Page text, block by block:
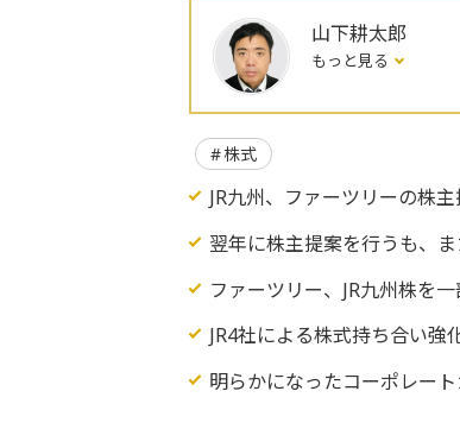
山下耕太郎
もっと見る
株式
JR九州、ファーツリーの株
翌年に株主提案を行うも、
ファーツリー、JR九州株を
JR4社による株式持ち合い強
明らかになったコーポレー